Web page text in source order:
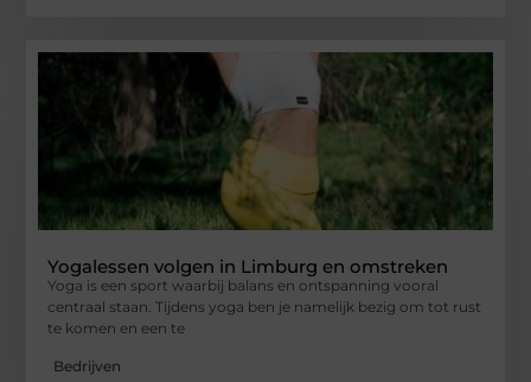
Yogalessen volgen in Limburg en omstreken
Yoga is een sport waarbij balans en ontspanning vooral
centraal staan. Tijdens yoga ben je namelijk bezig om tot rust
te komen en een te
Bedrijven